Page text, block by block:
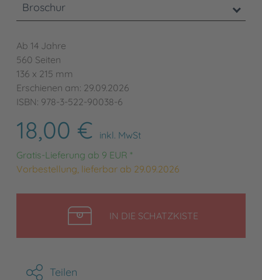
Broschur
Ab 14 Jahre
560 Seiten
136 x 215 mm
Erschienen am: 29.09.2026
ISBN: 978-3-522-90038-6
18,00 €
inkl. MwSt
Gratis-Lieferung ab 9 EUR *
Vorbestellung, lieferbar ab 29.09.2026
IN DIE SCHATZKISTELEGEN
Teilen